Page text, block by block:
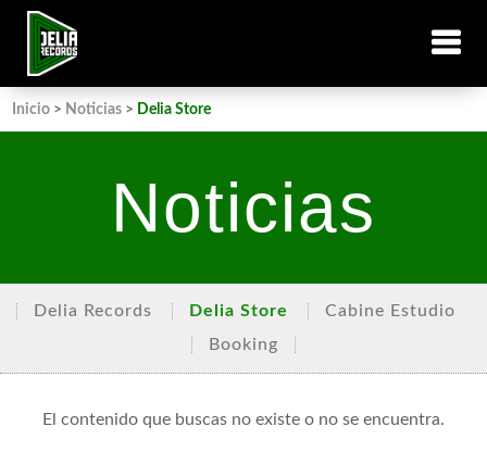
Inicio > Noticias > Delia Store
Noticias
Delia Records Delia Store
Cabine Estudio
Booking
El contenido que buscas no existe o no se encuentra.